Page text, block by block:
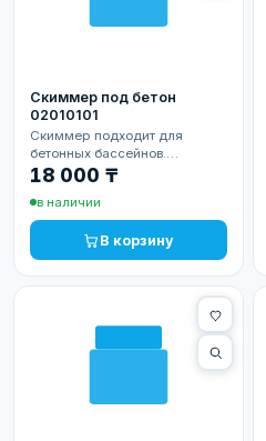
Скиммер под бетон
02010101
Скиммер подходит для
бетонных бассейнов.
Изготовлен из устойчивого
с...
18 000 ₸
в наличии
В корзину